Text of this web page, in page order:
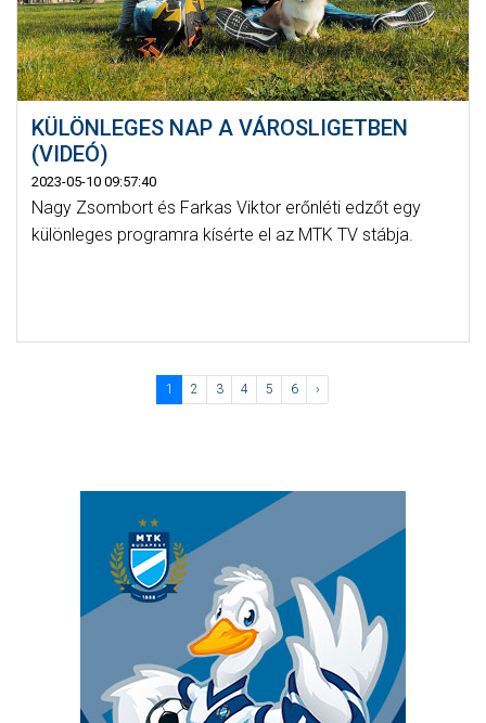
KÜLÖNLEGES NAP A VÁROSLIGETBEN
(VIDEÓ)
2023-05-10 09:57:40
Nagy Zsombort és Farkas Viktor erőnléti edzőt egy
különleges programra kísérte el az MTK TV stábja.
1 2 3 4 5 6 ›